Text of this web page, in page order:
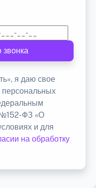
звонка
я даю свое
персональных
№152-ФЗ «О
и для
на обработку